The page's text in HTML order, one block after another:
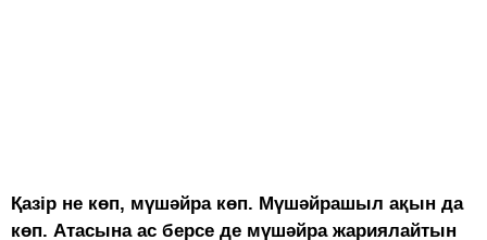
Қазір не көп, мүшәйра көп. Мүшәйрашыл ақын да
көп. Атасына ас берсе де мүшәйра жариялайтын